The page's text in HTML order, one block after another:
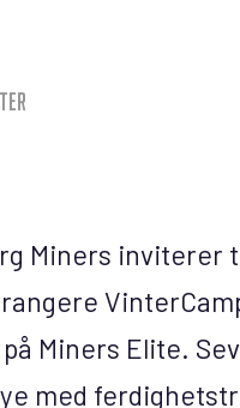
Miners inviterer
Miners Elite.
med